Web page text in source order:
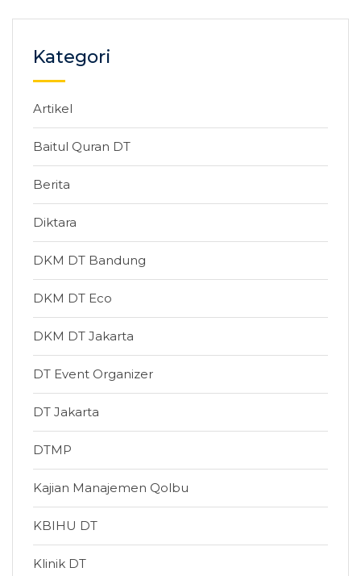
Kategori
Artikel
Baitul Quran DT
Berita
Diktara
DKM DT Bandung
DKM DT Eco
DKM DT Jakarta
DT Event Organizer
DT Jakarta
DTMP
Kajian Manajemen Qolbu
KBIHU DT
Klinik DT